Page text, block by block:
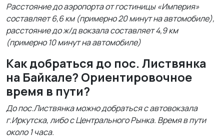
Расстояние до аэропорта от гостиницы «Империя»
составляет 6,6 км (примерно 20 минут на автомобиле),
расстояние до ж/д вокзала составляет 4,9 км
(примерно 10 минут на автомобиле)
Как добраться до пос. Листвянка
на Байкале? Ориентировочное
время в пути?
До пос.Листвянка можно добраться с автовокзала
г.Иркутска, либо с Центрального Рынка. Время в пути
около 1 часа.